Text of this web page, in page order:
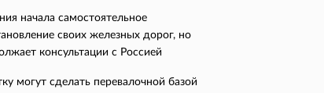
начала самостоятельное
своих железных дорог, но
консультации с Россией
могут сделать перевалочной базой